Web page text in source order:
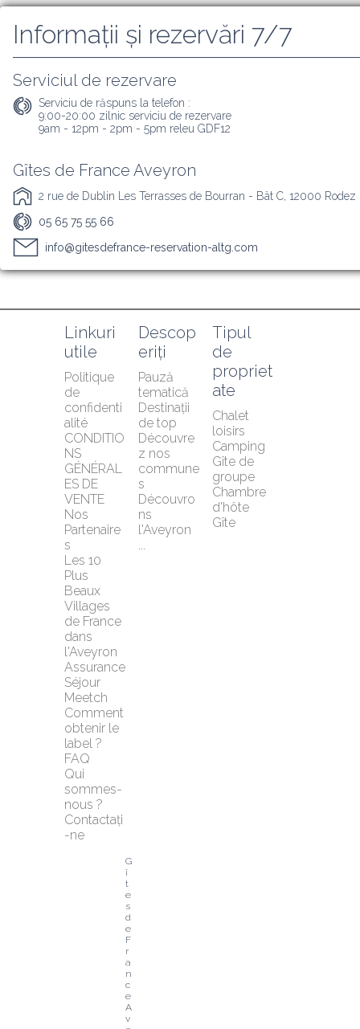
Informații și rezervări 7/7
Serviciul de rezervare
Serviciu de răspuns la telefon :
9:00-20:00 zilnic serviciu de rezervare
9am - 12pm - 2pm - 5pm releu GDF12
Gîtes de France Aveyron
2 rue de Dublin Les Terrasses de Bourran - Bât C, 12000 Rodez
05 65 75 55 66
info@gitesdefrance-reservation-altg.com
Linkuri
utile
Politique
de
confidenti
alité
CONDITIO
NS
GÉNÉRAL
ES DE
VENTE
Nos
Partenaire
s
Les 10
Plus
Beaux
Villages
de France
dans
l'Aveyron
Assurance
Séjour
Meetch
Comment
obtenir le
label ?
FAQ
Qui
sommes-
nous ?
Contactați
-ne
Descop
eriți
Pauză
tematică
Destinații
de top
Découvre
z nos
commune
s
Découvro
ns
l'Aveyron
...
Tipul
de
propriet
ate
Chalet
loisirs
Camping
Gîte de
groupe
Chambre
d'hôte
Gîte
G
î
t
e
s
d
e
F
r
a
n
c
e
A
v